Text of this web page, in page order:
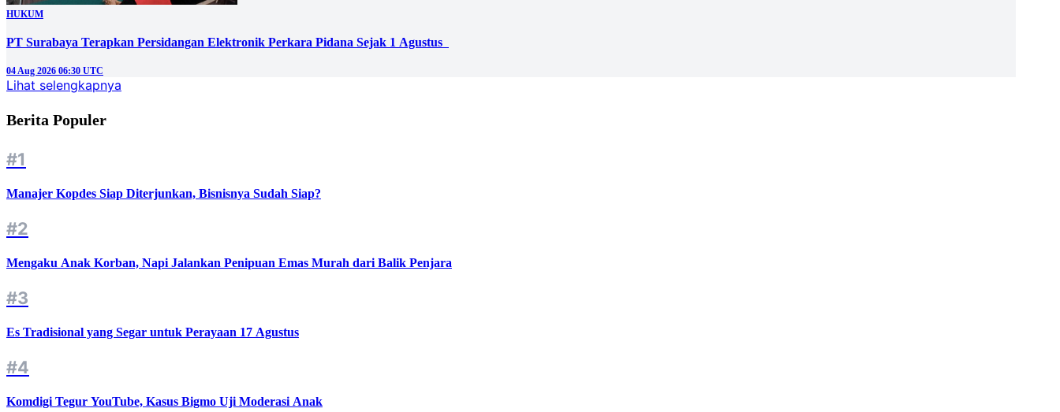
HUKUM
PT Surabaya Terapkan Persidangan Elektronik Perkara Pidana Sejak 1 Agustus
04 Aug 2026 06:30 UTC
Lihat selengkapnya
Berita Populer
#1
Manajer Kopdes Siap Diterjunkan, Bisnisnya Sudah Siap?
#2
Mengaku Anak Korban, Napi Jalankan Penipuan Emas Murah dari Balik Penjara
#3
Es Tradisional yang Segar untuk Perayaan 17 Agustus
#4
Komdigi Tegur YouTube, Kasus Bigmo Uji Moderasi Anak